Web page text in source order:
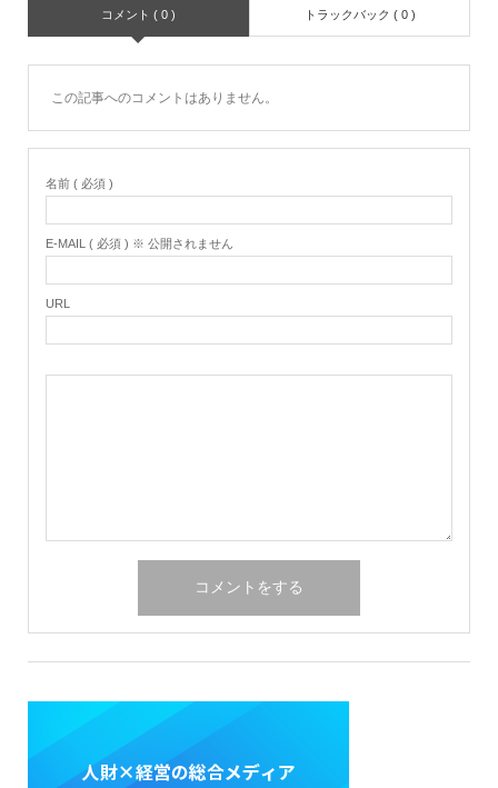
コメント ( 0 ) トラックバック ( 0 )
この記事へのコメントはありません。
名前 ( 必須 )
E-MAIL ( 必須 ) ※ 公開されません
URL